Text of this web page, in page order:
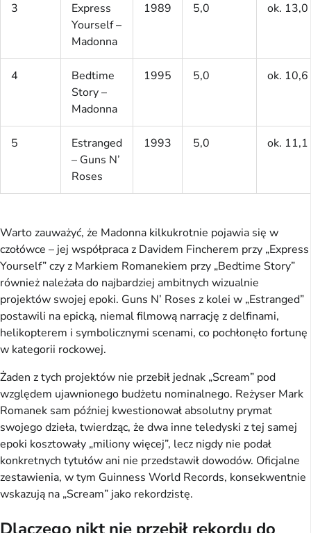
3
Express
Yourself –
Madonna
1989 5,0 ok. 13,0
4
Bedtime
Story –
Madonna
1995 5,0 ok. 10,6
5
Estranged
– Guns N’
Roses
1993 5,0 ok. 11,1
Warto zauważyć, że Madonna kilkukrotnie pojawia się w
czołówce – jej współpraca z Davidem Fincherem przy „Express
Yourself” czy z Markiem Romanekiem przy „Bedtime Story”
również należała do najbardziej ambitnych wizualnie
projektów swojej epoki. Guns N’ Roses z kolei w „Estranged”
postawili na epicką, niemal filmową narrację z delfinami,
helikopterem i symbolicznymi scenami, co pochłonęło fortunę
w kategorii rockowej.
Żaden z tych projektów nie przebił jednak „Scream” pod
względem ujawnionego budżetu nominalnego. Reżyser Mark
Romanek sam później kwestionował absolutny prymat
swojego dzieła, twierdząc, że dwa inne teledyski z tej samej
epoki kosztowały „miliony więcej”, lecz nigdy nie podał
konkretnych tytułów ani nie przedstawił dowodów. Oficjalne
zestawienia, w tym Guinness World Records, konsekwentnie
wskazują na „Scream” jako rekordzistę.